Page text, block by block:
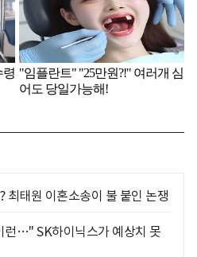
최태원 이혼소송이 불 붙인 논쟁
런…" SK하이닉스가 예상치 못